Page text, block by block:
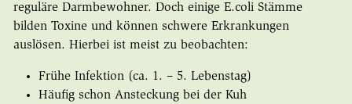
reguläre Darmbewohner. Doch einige E.coli Stämme
bilden Toxine und können schwere Erkrankungen
auslösen. Hierbei ist meist zu beobachten:
Frühe Infektion (ca. 1. – 5. Lebenstag)
Häufig schon Ansteckung bei der Kuh